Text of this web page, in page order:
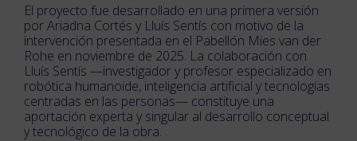
El proyecto fue desarrollado en una primera versión
por Ariadna Cortés y Lluís Sentís con motivo de la
intervención presentada en el Pabellón Mies van der
Rohe en noviembre de 2025. La colaboración con
Lluís Sentís —investigador y profesor especializado en
robótica humanoide, inteligencia artificial y tecnologías
centradas en las personas— constituye una
aportación experta y singular al desarrollo conceptual
y tecnológico de la obra.